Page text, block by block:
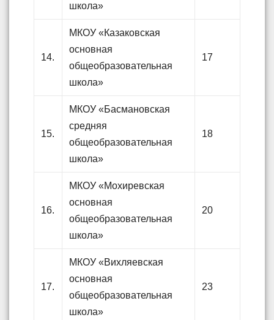
школа»
14.
МКОУ «Казаковская
основная
общеобразовательная
школа»
17
15.
МКОУ «Басмановская
средняя
общеобразовательная
школа»
18
16.
МКОУ «Мохиревская
основная
общеобразовательная
школа»
20
17.
МКОУ «Вихляевская
основная
общеобразовательная
школа»
23